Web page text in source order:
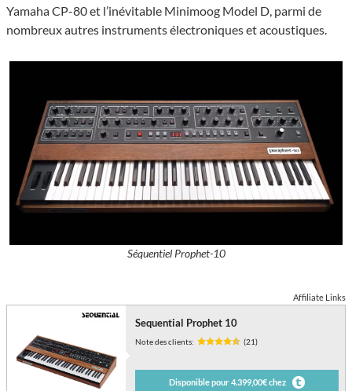
Yamaha CP-80 et l’inévitable Minimoog Model D, parmi de
nombreux autres instruments électroniques et acoustiques.
Séquentiel Prophet-10
Affiliate Links
Sequential Prophet 10
Note des clients: (21)
Disponible pour 4.399,00€ chez